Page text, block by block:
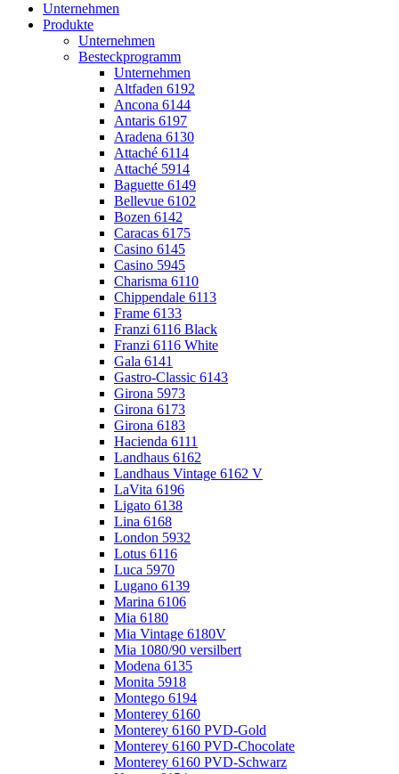
Unternehmen
Produkte
Unternehmen
Besteckprogramm
Unternehmen
Altfaden 6192
Ancona 6144
Antaris 6197
Aradena 6130
Attaché 6114
Attaché 5914
Baguette 6149
Bellevue 6102
Bozen 6142
Caracas 6175
Casino 6145
Casino 5945
Charisma 6110
Chippendale 6113
Frame 6133
Franzi 6116 Black
Franzi 6116 White
Gala 6141
Gastro-Classic 6143
Girona 5973
Girona 6173
Girona 6183
Hacienda 6111
Landhaus 6162
Landhaus Vintage 6162 V
LaVita 6196
Ligato 6138
Lina 6168
London 5932
Lotus 6116
Luca 5970
Lugano 6139
Marina 6106
Mia 6180
Mia Vintage 6180V
Mia 1080/90 versilbert
Modena 6135
Monita 5918
Montego 6194
Monterey 6160
Monterey 6160 PVD-Gold
Monterey 6160 PVD-Chocolate
Monterey 6160 PVD-Schwarz